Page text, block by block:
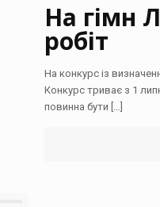
На гімн
робіт
На конкурс із
Конкурс триває з 1
повинна бути […]